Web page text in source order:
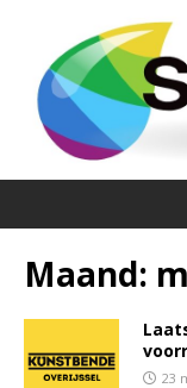
Maand:
23